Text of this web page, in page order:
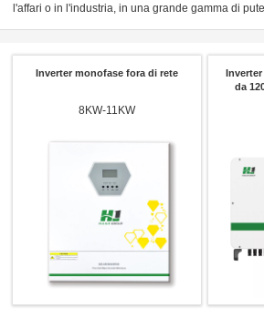
l'affari o in l'industria, in una grande gamma di
Inverter monofase fora di rete
8KW-11KW
da